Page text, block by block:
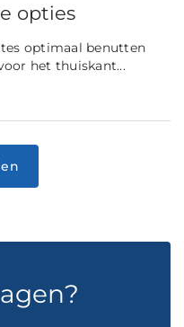
opties
optimaal benutten
het thuiskant...